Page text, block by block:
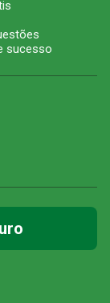
sucesso